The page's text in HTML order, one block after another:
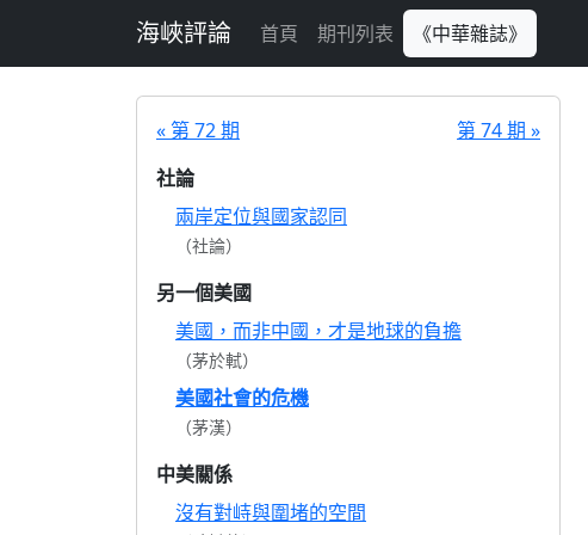
海峽評論 首頁 期刊列表 《中華雜誌》
« 第 72 期
第 74 期 »
社論
兩岸定位與國家認同
（社論）
另一個美國
美國，而非中國，才是地球的負擔
（茅於軾）
美國社會的危機
（茅漢）
中美關係
沒有對峙與圍堵的空間